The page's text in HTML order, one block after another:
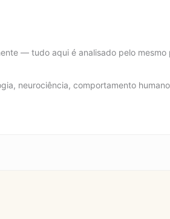
— tudo aqui é analisado pelo
neurociência, comportamento